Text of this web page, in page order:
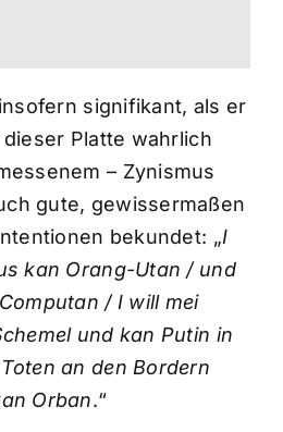
signifikant, als er
Platte wahrlich
– Zynismus
gute, gewissermaßen
bekundet: „I
kan Orang-Utan / und
/ I will mei
und kan Putin in
an den Bordern
Orban.“